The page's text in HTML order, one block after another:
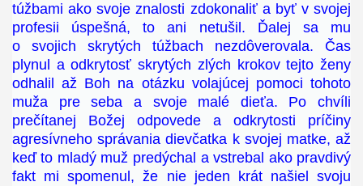
túžbami ako svoje znalosti zdokonaliť a byť v svojej
profesii úspešná, to ani netušil. Ďalej sa mu
o svojich skrytých túžbach nezdôverovala. Čas
plynul a odkrytosť skrytých zlých krokov tejto ženy
odhalil až Boh na otázku volajúcej pomoci tohoto
muža pre seba a svoje malé dieťa. Po chvíli
prečítanej Božej odpovede a odkrytosti príčiny
agresívneho správania dievčatka k svojej matke, až
keď to mladý muž predýchal a vstrebal ako pravdivý
fakt mi spomenul, že nie jeden krát našiel svoju